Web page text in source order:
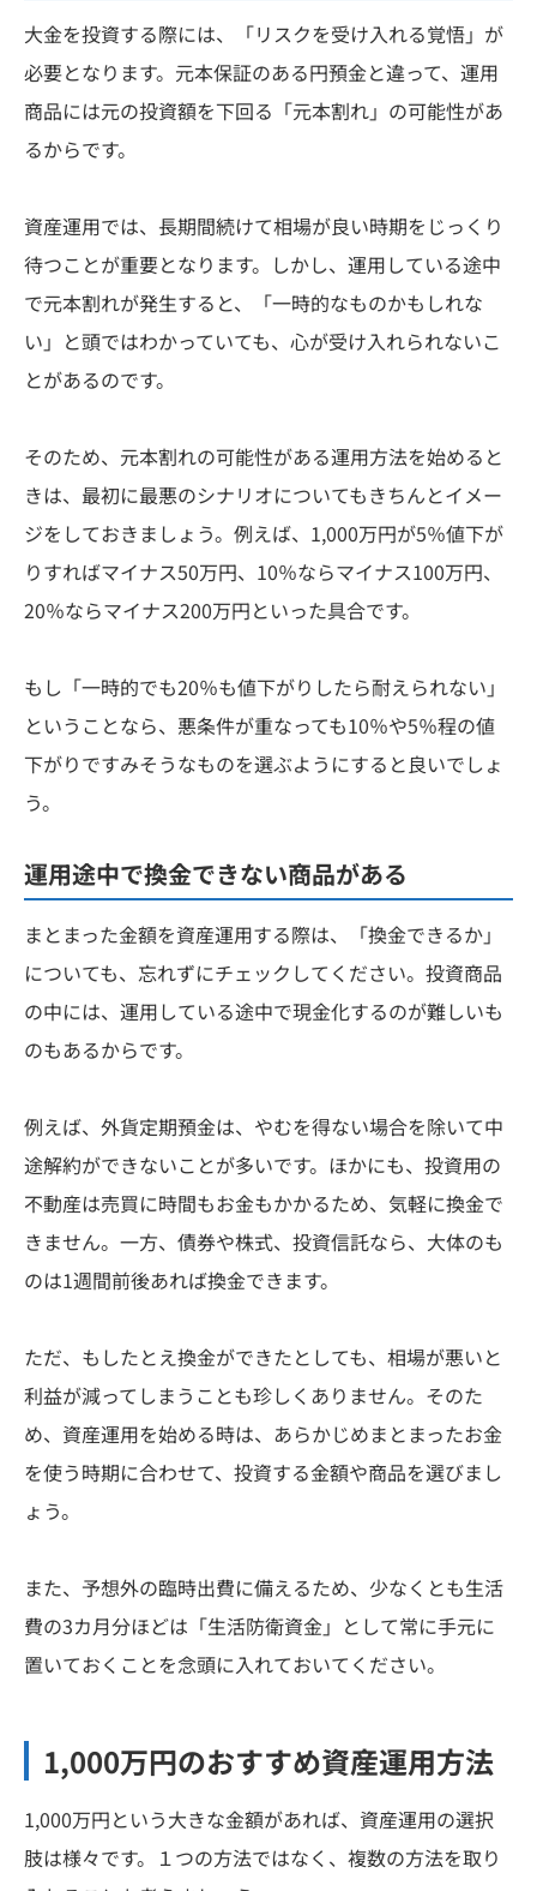
大金を投資する際には、「リスクを受け入れる覚悟」が
必要となります。元本保証のある円預金と違って、運用
商品には元の投資額を下回る「元本割れ」の可能性があ
るからです。
資産運用では、長期間続けて相場が良い時期をじっくり
待つことが重要となります。しかし、運用している途中
で元本割れが発生すると、「一時的なものかもしれな
い」と頭ではわかっていても、心が受け入れられないこ
とがあるのです。
そのため、元本割れの可能性がある運用方法を始めると
きは、最初に最悪のシナリオについてもきちんとイメー
ジをしておきましょう。例えば、1,000万円が5％値下が
りすればマイナス50万円、10％ならマイナス100万円、
20％ならマイナス200万円といった具合です。
もし「一時的でも20％も値下がりしたら耐えられない」
ということなら、悪条件が重なっても10％や5％程の値
下がりですみそうなものを選ぶようにすると良いでしょ
う。
運用途中で換金できない商品がある
まとまった金額を資産運用する際は、「換金できるか」
についても、忘れずにチェックしてください。投資商品
の中には、運用している途中で現金化するのが難しいも
のもあるからです。
例えば、外貨定期預金は、やむを得ない場合を除いて中
途解約ができないことが多いです。ほかにも、投資用の
不動産は売買に時間もお金もかかるため、気軽に換金で
きません。一方、債券や株式、投資信託なら、大体のも
のは1週間前後あれば換金できます。
ただ、もしたとえ換金ができたとしても、相場が悪いと
利益が減ってしまうことも珍しくありません。そのた
め、資産運用を始める時は、あらかじめまとまったお金
を使う時期に合わせて、投資する金額や商品を選びまし
ょう。
また、予想外の臨時出費に備えるため、少なくとも生活
費の3カ月分ほどは「生活防衛資金」として常に手元に
置いておくことを念頭に入れておいてください。
1,000万円のおすすめ資産運用方法
1,000万円という大きな金額があれば、資産運用の選択
肢は様々です。１つの方法ではなく、複数の方法を取り